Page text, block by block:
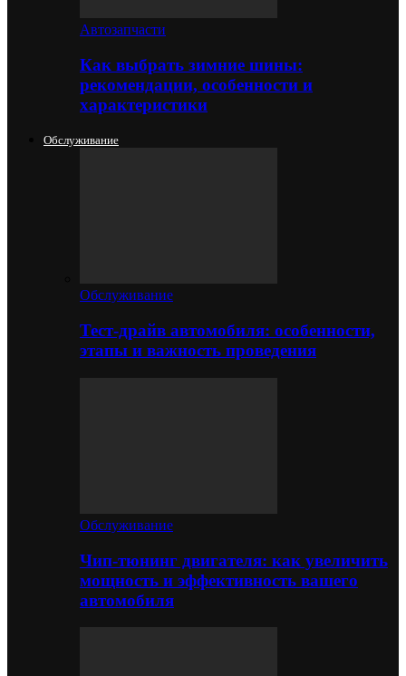
Автозапчасти
Как выбрать зимние шины:
рекомендации, особенности и
характеристики
Обслуживание
Обслуживание
Тест-драйв автомобиля: особенности,
этапы и важность проведения
Обслуживание
Чип-тюнинг двигателя: как увеличить
мощность и эффективность вашего
автомобиля